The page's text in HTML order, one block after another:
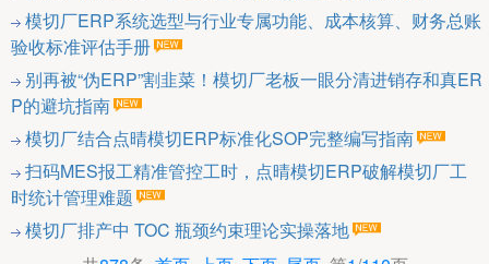
模切厂ERP系统选型与行业专属功能、成本核算、财务总账
验收标准评估手册
别再被“伪ERP”割韭菜！模切厂老板一眼分清进销存和真ER
P的避坑指南
模切厂结合点晴模切ERP标准化SOP完整编写指南
扫码MES报工精准管控工时，点晴模切ERP破解模切厂工
时统计管理难题
模切厂排产中 TOC 瓶颈约束理论实操落地